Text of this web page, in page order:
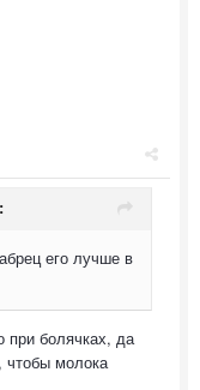
его лучше в
при болячках, да
чтобы молока